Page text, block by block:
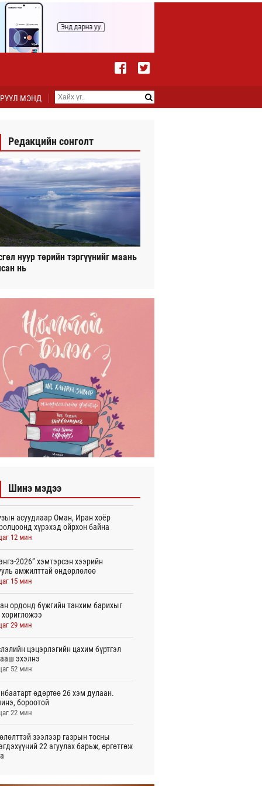
МЭНД
Редакцийн сонголт
нуур төрийн тэргүүнийг маань
нь
Шинэ мэдээ
асуудлаар Оман, Иран хоёр
хүрэхэд ойрхон байна
12 мин
2026” хэмтэрсэн хээрийн
амжилттай өндөрлөлөө
15 мин
ордонд бүжгийн танхим барихыг
хоригложээ
29 мин
цэцэрлэгийн цахим бүртгэл
эхэлнэ
52 мин
өдөртөө 26 хэм дулаан.
бороотой
22 мин
зээлээр газрын тосны
22 агуулах барьж, өргөтгөж